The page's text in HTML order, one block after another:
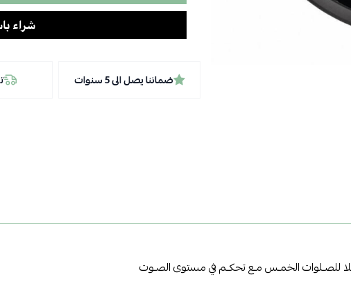
ضماننا يصل الى 5 سنوات
للصـلوات الخمـس مـع تحكـم في مستوى الصـوت